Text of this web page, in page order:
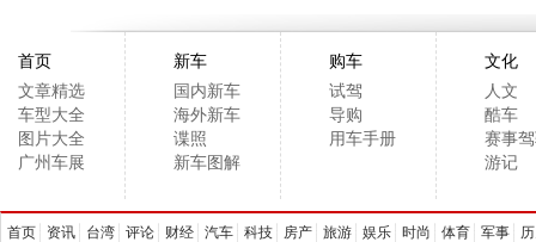
首页
文章精选
车型大全
图片大全
广州车展
新车
国内新车
海外新车
谍照
新车图解
购车
试驾
导购
用车手册
文化
人文
酷车
赛事
游记
首页 资讯 台湾 评论 财经 汽车 科技 房产 旅游 娱乐 时尚 体育 军事